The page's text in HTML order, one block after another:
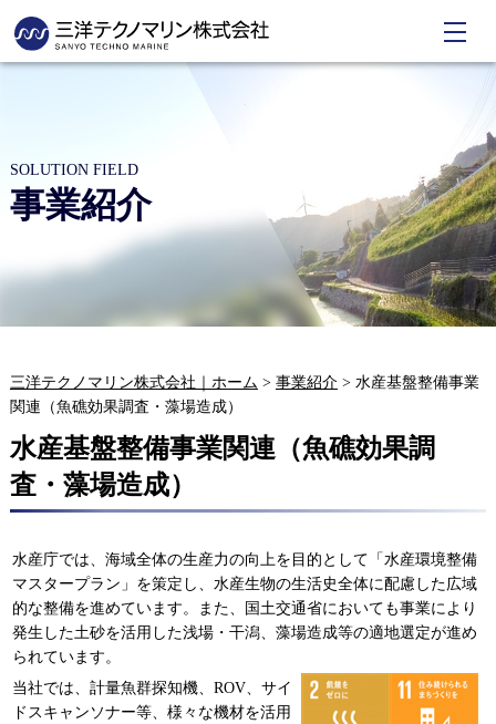
SOLUTION FIELD
事業紹介
三洋テクノマリン株式会社｜ホーム > 事業紹介 > 水産基盤整備事業
関連（魚礁効果調査・藻場造成）
水産基盤整備事業関連（魚礁効果調
査・藻場造成）
水産庁では、海域全体の生産力の向上を目的として「水産環境整備
マスタープラン」を策定し、水産生物の生活史全体に配慮した広域
的な整備を進めています。また、国土交通省においても事業により
発生した土砂を活用した浅場・干潟、藻場造成等の適地選定が進め
られています。
当社では、計量魚群探知機、ROV、サイ
ドスキャンソナー等、様々な機材を活用